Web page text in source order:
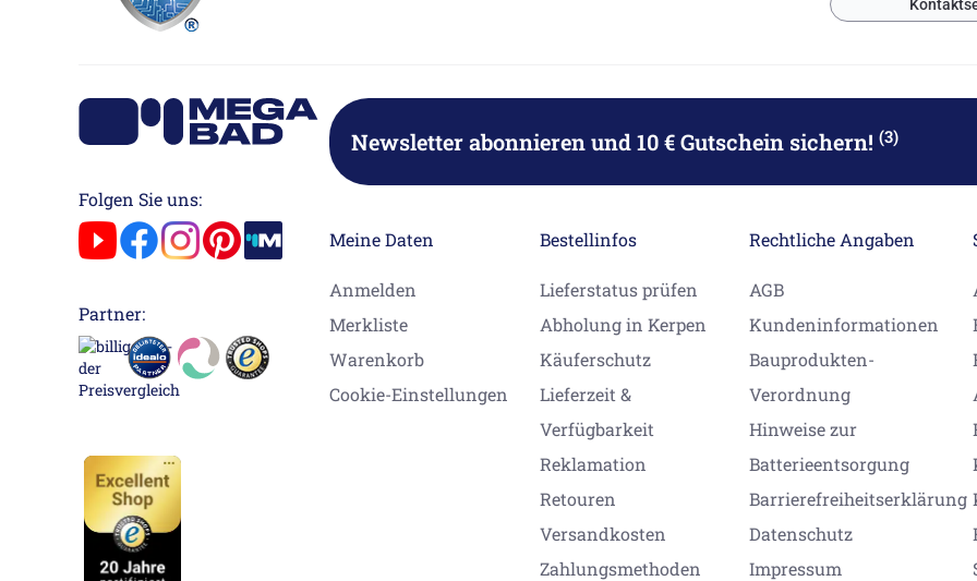
Folgen Sie uns:
Partner:
Newsletter abonnierenund 10 € Gutschein sichern! (3)
Meine Daten
Anmelden
Merkliste
Warenkorb
Cookie-Einstellungen
Bestellinfos
Lieferstatus prüfen
Abholung in Kerpen
Käuferschutz
Lieferzeit &
Verfügbarkeit
Reklamation
Retouren
Versandkosten
Zahlungsmethoden
Rechtliche Angaben
AGB
Kundeninformationen
Bauprodukten-
Verordnung
Hinweise zur
Batterieentsorgung
Barrierefreiheitserklärung
Datenschutz
Impressum